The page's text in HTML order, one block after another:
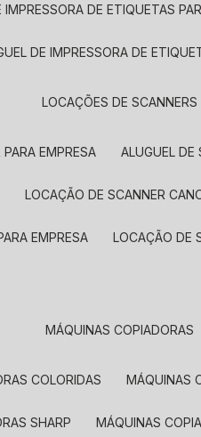
IMPRESSORA DE ETIQUETAS
DE IMPRESSORA DE
LOCAÇÕES DE SCANNERS
PARA EMPRESA ALUGUEL
LOCAÇÃO DE SCANNER
EMPRESA LOCAÇÃO DE
MÁQUINAS COPIADORAS
COLORIDAS
SHARP MÁQUINAS